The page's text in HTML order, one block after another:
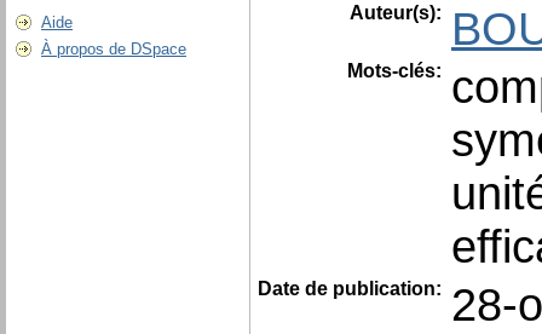
Aide
À propos de DSpace
Auteur(s):
Mots-clés:
Date de publication: 28-